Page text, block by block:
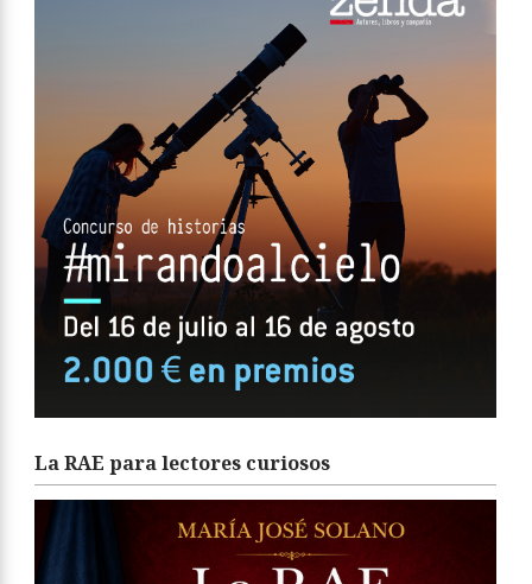
La RAE para lectores curiosos